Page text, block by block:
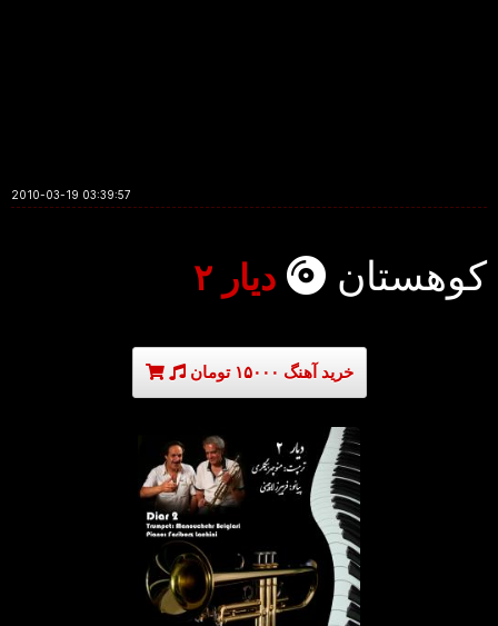
2010-03-19 03:39:57
کوهستان دیار ۲
خرید آهنگ ۱۵۰۰۰ تومان